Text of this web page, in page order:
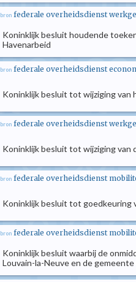
bron federale overheidsdienst
Koninklijk besluit houdende
Havenarbeid
bron federale overheidsdienst
Koninklijk besluit tot wijziging van
bron federale overheidsdienst
Koninklijk besluit tot wijziging van
bron federale overheidsdienst
Koninklijk besluit tot goedkeuring
bron federale overheidsdienst
Koninklijk besluit waarbij de
Louvain-la-Neuve en de